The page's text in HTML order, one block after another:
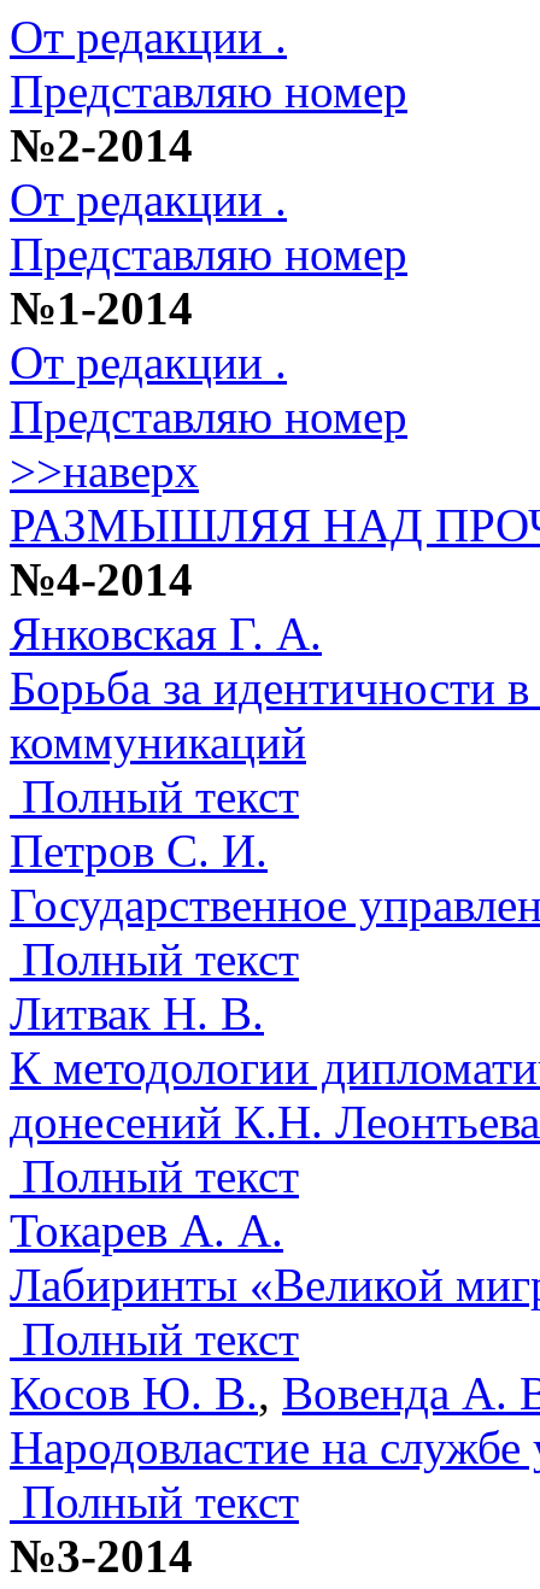
От редакции .
Представляю номер
№2-2014
От редакции .
Представляю номер
№1-2014
От редакции .
Представляю номер
>>наверх
РАЗМЫШЛЯЯ НАД
№4-2014
Янковская Г. А.
Борьба за идентичности
коммуникаций
Полный текст
Петров С. И.
Государственное
Полный текст
Литвак Н. В.
К методологии
донесений К.Н. Леонтьева
Полный текст
Токарев А. А.
Лабиринты «Великой
Полный текст
Косов Ю. В., Вовенда А.
Народовластие на службе
Полный текст
№3-2014